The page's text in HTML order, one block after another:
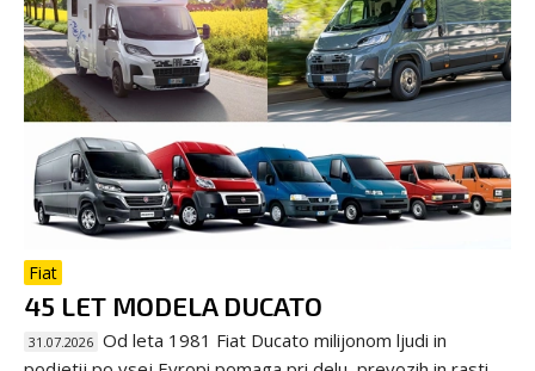
Fiat
45 LET MODELA DUCATO
31.07.2026 Od leta 1981 Fiat Ducato milijonom ljudi in